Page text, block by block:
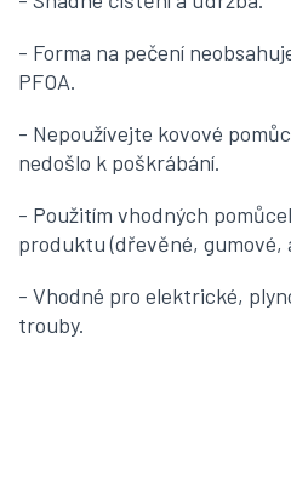
- Forma na pečení
PFOA.
- Nepoužívejte kovové
nedošlo k poškrábání.
- Použitím vhodných
produktu (dřevěné, gumové,
- Vhodné pro elektrické,
trouby.